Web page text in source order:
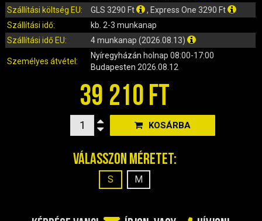
KENŐANYAGOK, TISZTÍTÓK, ÁPOLÓK
KIEGÉSZÍTŐK
KILÓMÉTERÓRA ÉS ALKATRÉSZEI
KIPUFOGÓK ÉS TARTOZÉKAIK
KXD QUAD ÉS DIRT BIKE ALKATRÉSZEK
LÁNCKEREKEK, LÁNCOK
MOTORBLOKK ÉS ALKATRÉSZEI
RUHÁZAT, VÉDŐFELSZERELÉSEK
Szállítási költség EU:
GLS 3290 Ft
, Express One 3290 Ft
Szállítási idő:
kb. 2-3 munkanap
Szállítási idő EU:
4 munkanap (2026.08.13)
Személyes átvétel:
Nyíregyházán holnap 08:00-17:00
Budapesten 2026.08.12
39 210 FT
KOSÁRBA
Válasszon méretet:
S M